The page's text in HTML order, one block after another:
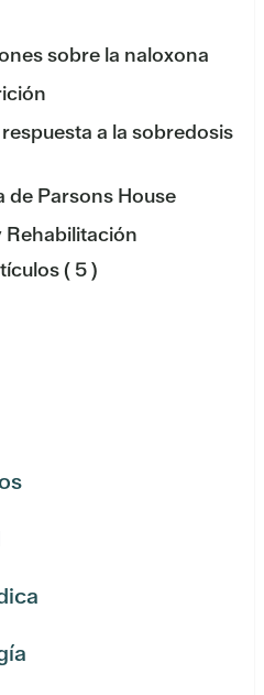
sobre la naloxona
a la sobredosis
de Parsons House
Rehabilitación
( 5 )